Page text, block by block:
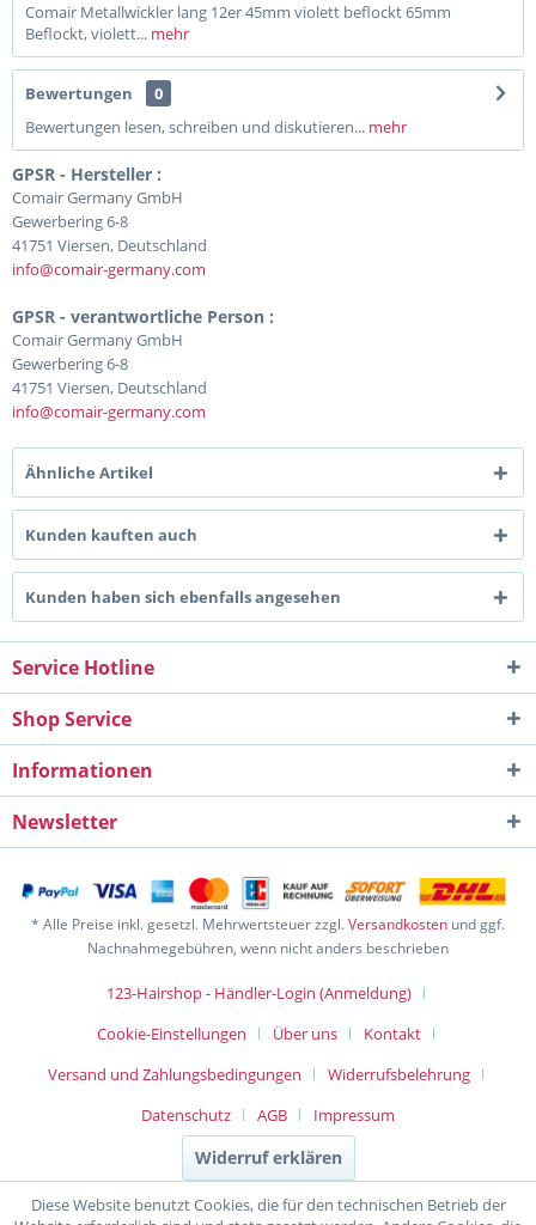
Comair Metallwickler lang 12er 45mm violett beflockt 65mm
Beflockt, violett... mehr
Bewertungen
0
Bewertungen lesen, schreiben und diskutieren... mehr
GPSR - Hersteller :
Comair Germany GmbH
Gewerbering 6-8
41751 Viersen, Deutschland
info@comair-germany.com
GPSR - verantwortliche Person :
Comair Germany GmbH
Gewerbering 6-8
41751 Viersen, Deutschland
info@comair-germany.com
Ähnliche Artikel
Kunden kauften auch
Kunden haben sich ebenfalls angesehen
Service Hotline
Shop Service
Informationen
Newsletter
* Alle Preise inkl. gesetzl. Mehrwertsteuer zzgl.Versandkosten und ggf.
Nachnahmegebühren, wenn nicht anders beschrieben
123-Hairshop - Händler-Login (Anmeldung)
Cookie-Einstellungen
Über uns
Kontakt
Versand und Zahlungsbedingungen
Widerrufsbelehrung
Datenschutz
AGB Impressum
Widerruf erklären
Diese Website benutzt Cookies, die für den technischen Betrieb der